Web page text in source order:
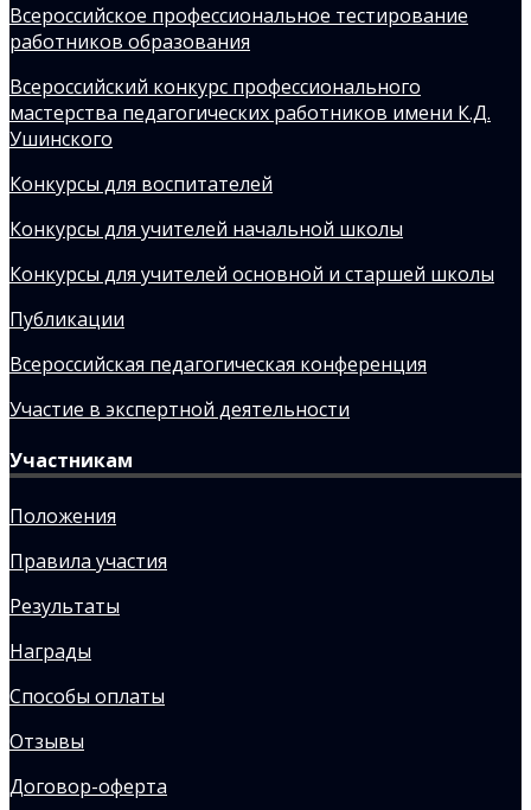
Всероссийское профессиональное тестирование
работников образования
Всероссийский конкурс профессионального
мастерства педагогических работников имени К.Д.
Ушинского
Конкурсы для воспитателей
Конкурсы для учителей начальной школы
Конкурсы для учителей основной и старшей школы
Публикации
Всероссийская педагогическая конференция
Участие в экспертной деятельности
Участникам
Положения
Правила участия
Результаты
Награды
Способы оплаты
Отзывы
Договор-оферта